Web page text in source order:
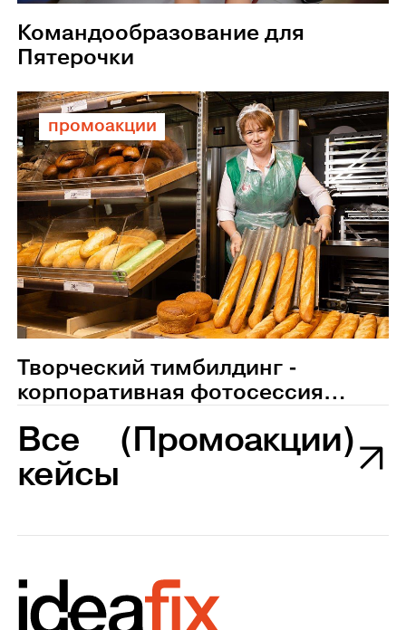
Командообразование для
Пятерочки
промоакции
Творческий тимбилдинг -
корпоративная фотосессия
Пятерочка
Все
кейсы
(Промоакции)